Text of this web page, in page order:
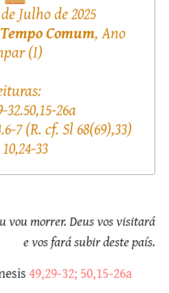
Julho de 2025
Comum, Ano
(I)
32.50,15-26a
7 (R. cf. Sl 68(69),33)
33
vou morrer. Deus vos visitará
e vos fará subir deste país.
49,29-32; 50,15-26a